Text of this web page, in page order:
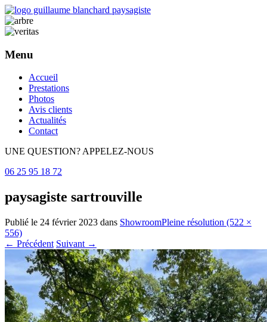
Menu
Aller
contenu
principal
Accueil
Prestations
Photos
Avis clients
Actualités
Contact
UNE QUESTION? APPELEZ-NOUS
06 25 95 18 72
paysagiste sartrouville
Publié le 24 février 2023 dans ShowroomPleine résolution (522 ×
556)
← Précédent Suivant →